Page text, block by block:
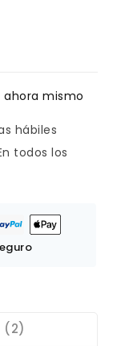
mismo
hábiles
todos los
(2)